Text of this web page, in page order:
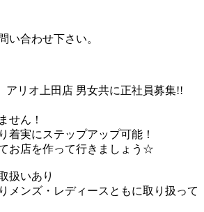
い合わせ下さい。
リオ上田店 男女共に正社員募集!!
せん！
着実にステップアップ可能！
お店を作って行きましょう☆
扱いあり
メンズ・レディースともに取り扱って